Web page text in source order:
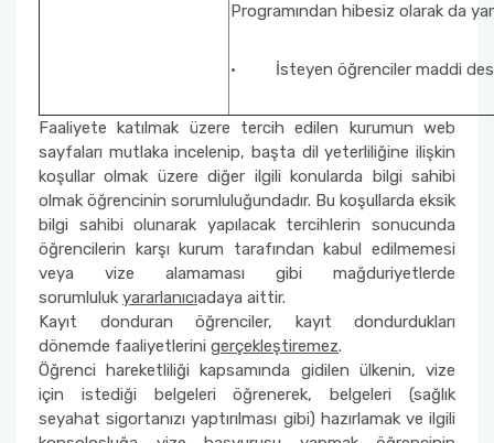
Programından hibesiz olarak da
· İsteyen öğrenciler maddi
Faaliyete katılmak üzere tercih edilen kurumun web
sayfaları mutlaka incelenip, başta dil yeterliliğine ilişkin
koşullar olmak üzere diğer ilgili konularda bilgi sahibi
olmak öğrencinin sorumluluğundadır. Bu koşullarda eksik
bilgi sahibi olunarak yapılacak tercihlerin sonucunda
öğrencilerin karşı kurum tarafından kabul edilmemesi
veya vize alamaması gibi mağduriyetlerde
sorumluluk yararlanıcıadaya aittir.
Kayıt donduran öğrenciler, kayıt dondurdukları
dönemde faaliyetlerini gerçekleştiremez.
Öğrenci hareketliliği kapsamında gidilen ülkenin, vize
için istediği belgeleri öğrenerek, belgeleri (sağlık
seyahat sigortanızı yaptırılması gibi) hazırlamak ve ilgili